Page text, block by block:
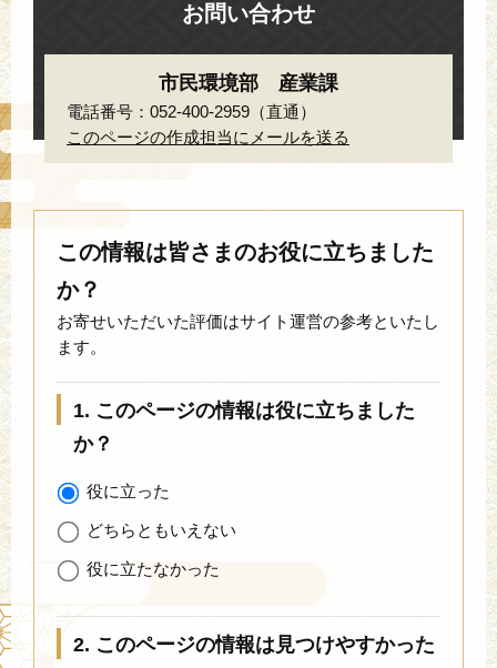
お問い合わせ
市民環境部 産業課
電話番号：052-400-2959（直通）
このページの作成担当にメールを送る
この情報は皆さまのお役に立ちました
か？
お寄せいただいた評価はサイト運営の参考といたし
ます。
1. このページの情報は役に立ちました
か？
役に立った
どちらともいえない
役に立たなかった
2. このページの情報は見つけやすかった